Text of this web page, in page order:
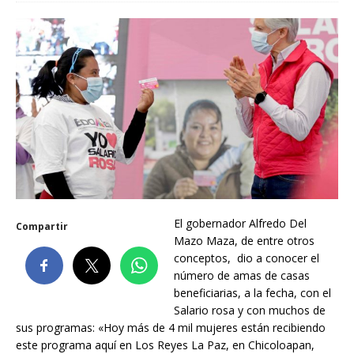
Compartir
El gobernador Alfredo Del
Mazo Maza, de entre otros
conceptos, dio a conocer el
número de amas de casas
beneficiarias, a la fecha, con el
Salario rosa y con muchos de
sus programas: «Hoy más de 4 mil mujeres están recibiendo
este programa aquí en Los Reyes La Paz, en Chicoloapan,